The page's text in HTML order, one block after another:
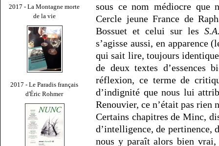
2017 - La Montagne morte
de la vie
2017 - Le Paradis français
d'Éric Rohmer
sous ce nom médiocre que
Cercle jeune France de
Bossuet et celui sur les
s’agisse aussi, en apparence
qui sait lire, toujours
de deux textes
réflexion, ce terme de
d’indignité que nous lui
Renouvier, ce n’était pas rien
Certains chapitres de Minc,
d’intelligence, de pertinence,
nous y paraît alors bien